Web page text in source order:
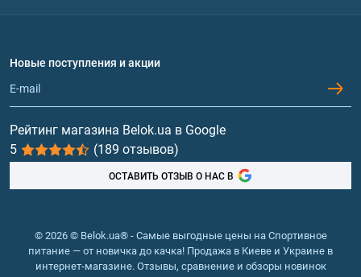
Обмен и возврат
Протеин
Гейнеры
Витамины и минералы
Рыбий жир, жирные кислоты
Новые поступления и акции
Рейтинг магазина Belok.ua в Google
5
(189 отзывов)
ОСТАВИТЬ ОТЗЫВ О НАС В
© 2026 © Belok.ua® - Самые выгодные цены на Спортивное
питание — от новичка до качка! Продажа в Киеве и Украине в
интернет-магазине. Отзывы, сравнение и обзоры новинок